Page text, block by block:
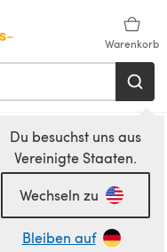
Warenkorb
Du besuchst uns aus
Vereinigte Staaten.
Wechseln zu
Bleiben auf
Crochet
Simply DK